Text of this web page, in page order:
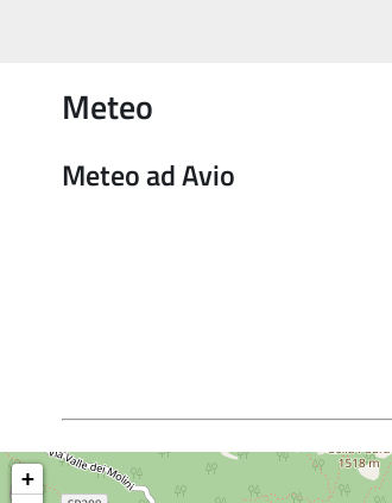
Meteo
Meteo ad Avio
+